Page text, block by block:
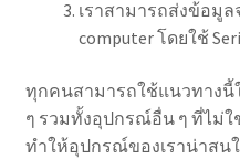
เราสามารถส่งข้อมู
computer โดยใช้
ทุกคนสามารถใช้แนวทางนี้
ๆ รวมทั้งอุปกรณ์อื่น ๆ ที่ไม่ใ
ทำให้อุปกรณ์ของเราน่าสน